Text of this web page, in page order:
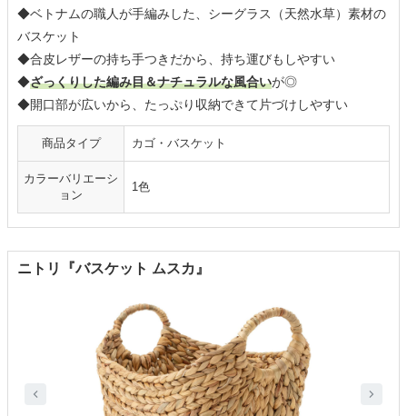
◆ベトナムの職人が手編みした、シーグラス（天然水草）素材の
バスケット
◆合皮レザーの持ち手つきだから、持ち運びもしやすい
◆ざっくりした編み目＆ナチュラルな風合いが◎
◆開口部が広いから、たっぷり収納できて片づけしやすい
商品タイプ カゴ・バスケット
カラーバリエーシ
ョン
1色
ニトリ『バスケット ムスカ』